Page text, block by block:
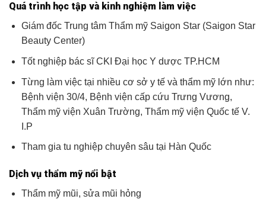
Quá trình học tập và kinh nghiệm làm việc
Giám đốc Trung tâm Thẩm mỹ Saigon Star (Saigon Star
Beauty Center)
Tốt nghiệp bác sĩ CKI Đại học Y dược TP.HCM
Từng làm việc tại nhiều cơ sở y tế và thẩm mỹ lớn như:
Bệnh viện 30/4, Bệnh viện cấp cứu Trưng Vương,
Thẩm mỹ viện Xuân Trường, Thẩm mỹ viện Quốc tế V.
I.P
Tham gia tu nghiệp chuyên sâu tại Hàn Quốc
Dịch vụ thẩm mỹ nổi bật
Thẩm mỹ mũi, sửa mũi hỏng